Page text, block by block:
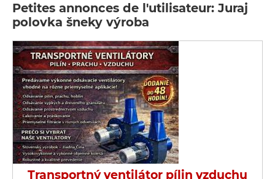
Petites annonces de l'utilisateur: Juraj
polovka šneky výroba
Transportný ventilátor pílin vzduchu